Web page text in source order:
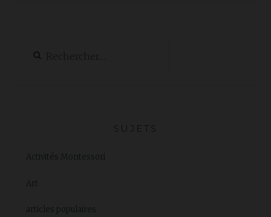
SUJETS
Activités Montessori
Art
articles populaires